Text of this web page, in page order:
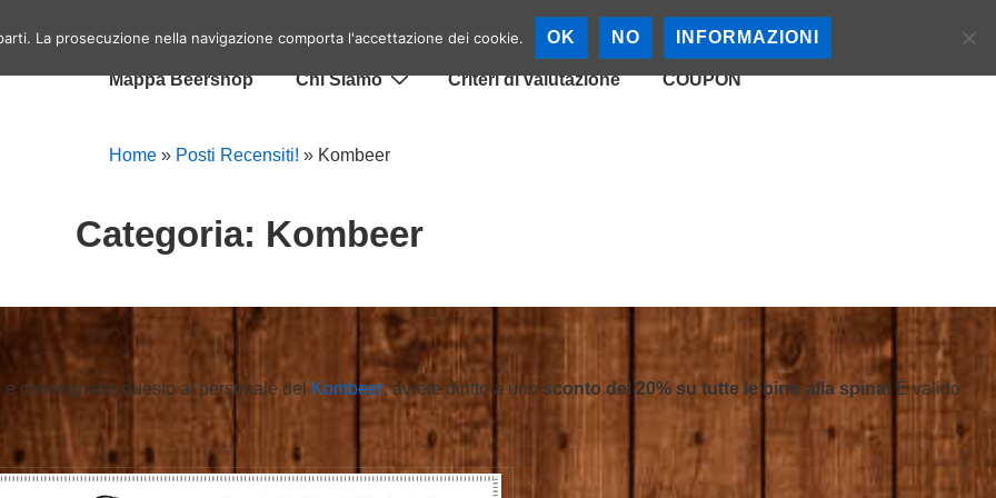
principale
Mappa Birrerie
Mappa Beershop Chi Siamo Criteri di valutazione COUPON
Home» Posti Recensiti! » Kombeer
Categoria: Kombeer
consegnado questo al personale del Kombeer, avrete diritto a uno sconto del 20% su tutte le birre alla spina! È valido
La prosecuzione nella navigazione comporta l'accettazione dei cookie. OK NO INFORMAZIONI